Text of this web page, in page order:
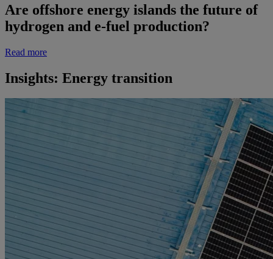
Are offshore energy islands the future of
hydrogen and e-fuel production?
Read more
Insights: Energy transition